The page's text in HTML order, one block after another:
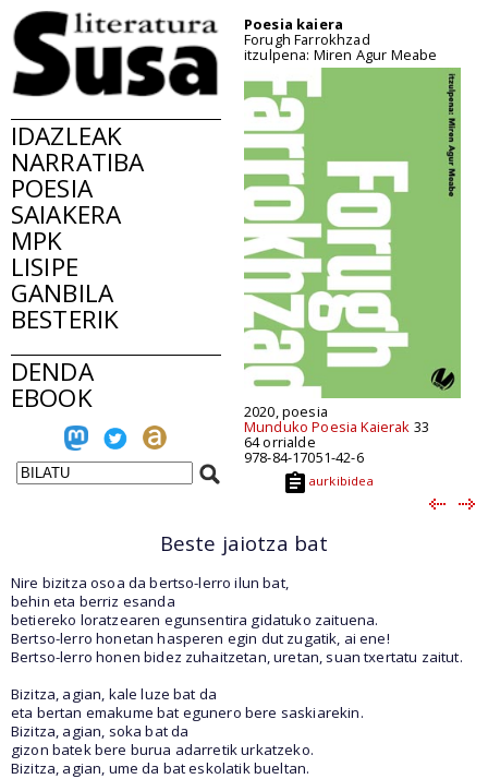
IDAZLEAK
NARRATIBA
POESIA
SAIAKERA
MPK
LISIPE
GANBILA
BESTERIK
DENDA
EBOOK
Poesia kaiera
Forugh Farrokhzad
itzulpena: Miren Agur Meabe
2020, poesia
Munduko Poesia Kaierak 33
64 orrialde
978-84-17051-42-6
aurkibidea
Beste jaiotza bat
Nire bizitza osoa da bertso-lerro ilun bat,
behin eta berriz esanda
betiereko loratzearen egunsentira gidatuko zaituena.
Bertso-lerro honetan hasperen egin dut zugatik, ai ene!
Bertso-lerro honen bidez zuhaitzetan, uretan, suan txertatu zaitut.
Bizitza, agian, kale luze bat da
eta bertan emakume bat egunero bere saskiarekin.
Bizitza, agian, soka bat da
gizon batek bere burua adarretik urkatzeko.
Bizitza, agian, ume da bat eskolatik bueltan.